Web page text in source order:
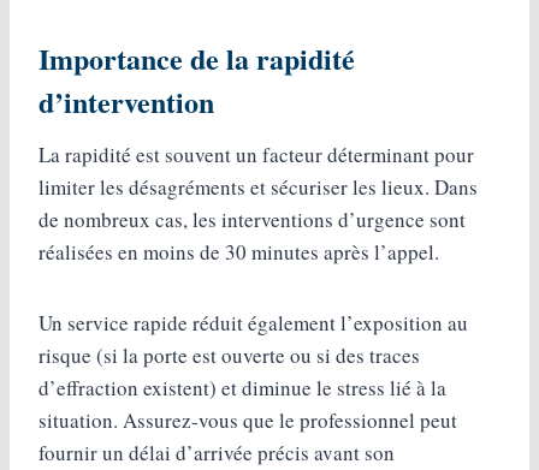
Importance de la rapidité
d’intervention
La rapidité est souvent un facteur déterminant pour
limiter les désagréments et sécuriser les lieux. Dans
de nombreux cas, les interventions d’urgence sont
réalisées en moins de 30 minutes après l’appel.
Un service rapide réduit également l’exposition au
risque (si la porte est ouverte ou si des traces
d’effraction existent) et diminue le stress lié à la
situation. Assurez-vous que le professionnel peut
fournir un délai d’arrivée précis avant son